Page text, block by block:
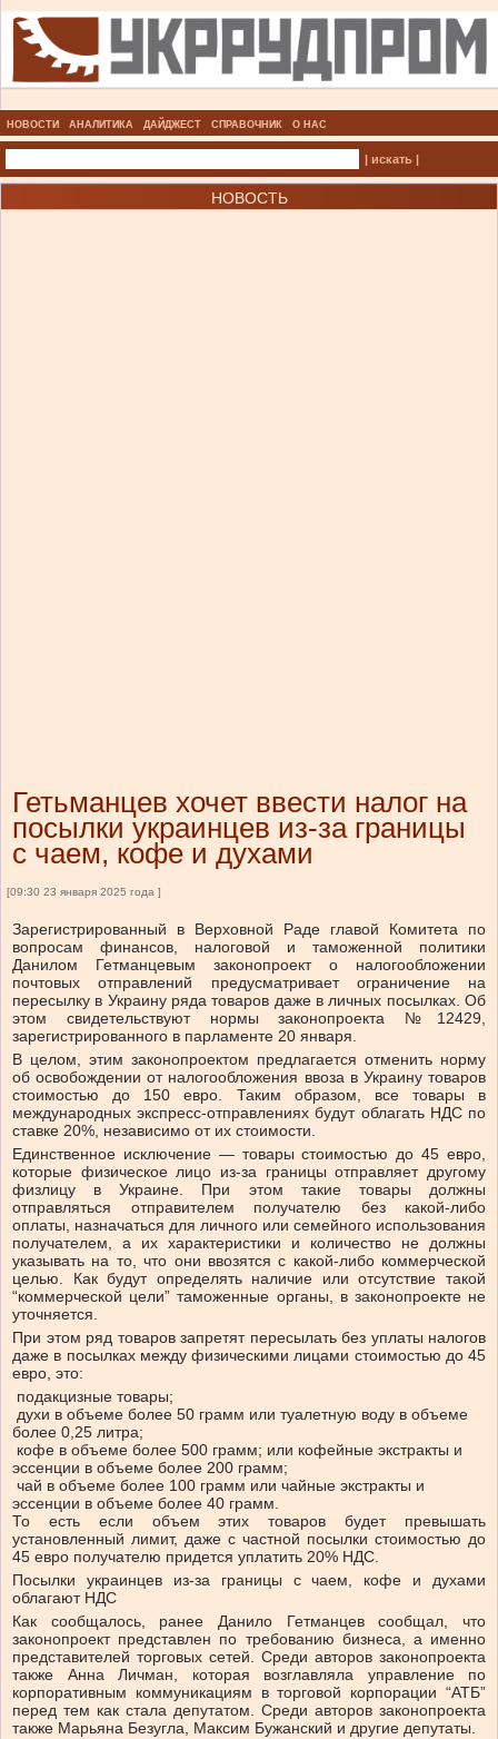
НОВОСТИ АНАЛИТИКА ДАЙДЖЕСТ СПРАВОЧНИК О НАС
| искать |
НОВОСТЬ
Гетьманцев хочет ввести налог на
посылки украинцев из-за границы
с чаем, кофе и духами
[09:30 23 января 2025 года ]
Зарегистрированный в Верховной Раде главой Комитета по
вопросам финансов, налоговой и таможенной политики
Данилом Гетманцевым законопроект о налогообложении
почтовых отправлений предусматривает ограничение на
пересылку в Украину ряда товаров даже в личных посылках. Об
этом свидетельствуют нормы законопроекта №12429,
зарегистрированного в парламенте 20 января.
В целом, этим законопроектом предлагается отменить норму
об освобождении от налогообложения ввоза в Украину товаров
стоимостью до 150 евро. Таким образом, все товары в
международных экспресс-отправлениях будут облагать НДС по
ставке 20%, независимо от их стоимости.
Единственное исключение — товары стоимостью до 45 евро,
которые физическое лицо из-за границы отправляет другому
физлицу в Украине. При этом такие товары должны
отправляться отправителем получателю без какой-либо
оплаты, назначаться для личного или семейного использования
получателем, а их характеристики и количество не должны
указывать на то, что они ввозятся с какой-либо коммерческой
целью. Как будут определять наличие или отсутствие такой
“коммерческой цели” таможенные органы, в законопроекте не
уточняется.
При этом ряд товаров запретят пересылать без уплаты налогов
даже в посылках между физическими лицами стоимостью до 45
евро, это:
подакцизные товары;
духи в объеме более 50 грамм или туалетную воду в объеме
более 0,25 литра;
кофе в объеме более 500 грамм; или кофейные экстракты и
эссенции в объеме более 200 грамм;
чай в объеме более 100 грамм или чайные экстракты и
эссенции в объеме более 40 грамм.
То есть если объем этих товаров будет превышать
установленный лимит, даже с частной посылки стоимостью до
45 евро получателю придется уплатить 20% НДС.
Посылки украинцев из-за границы с чаем, кофе и духами
облагают НДС
Как сообщалось, ранее Данило Гетманцев сообщал, что
законопроект представлен по требованию бизнеса, а именно
представителей торговых сетей. Среди авторов законопроекта
также Анна Личман, которая возглавляла управление по
корпоративным коммуникациям в торговой корпорации “АТБ”
перед тем как стала депутатом. Среди авторов законопроекта
также Марьяна Безугла, Максим Бужанский и другие депутаты.